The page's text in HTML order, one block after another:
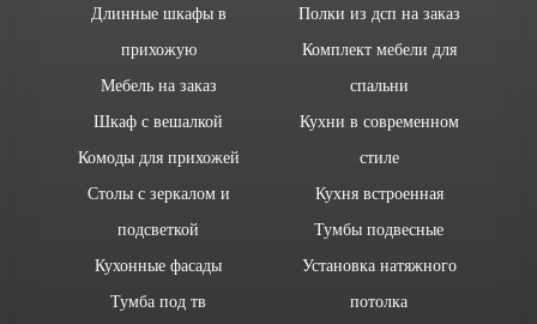
Длинные шкафы в
прихожую
Мебель на заказ
Шкаф с вешалкой
Комоды для прихожей
Столы с зеркалом и
подсветкой
Кухонные фасады
Тумба под тв
Полки из дсп на заказ
Комплект мебели для
спальни
Кухни в современном
стиле
Кухня встроенная
Тумбы подвесные
Установка натяжного
потолка